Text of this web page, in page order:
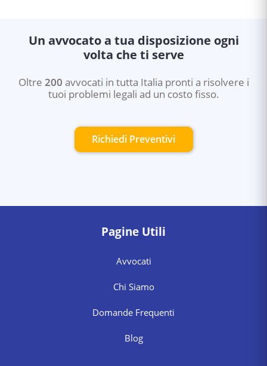
Un avvocato a tua disposizione ogni
volta che ti serve
Oltre 200 avvocati in tutta Italia pronti a risolvere i
tuoi problemi legali ad un costo fisso.
Richiedi Preventivi
Pagine Utili
Avvocati
Chi Siamo
Domande Frequenti
Blog